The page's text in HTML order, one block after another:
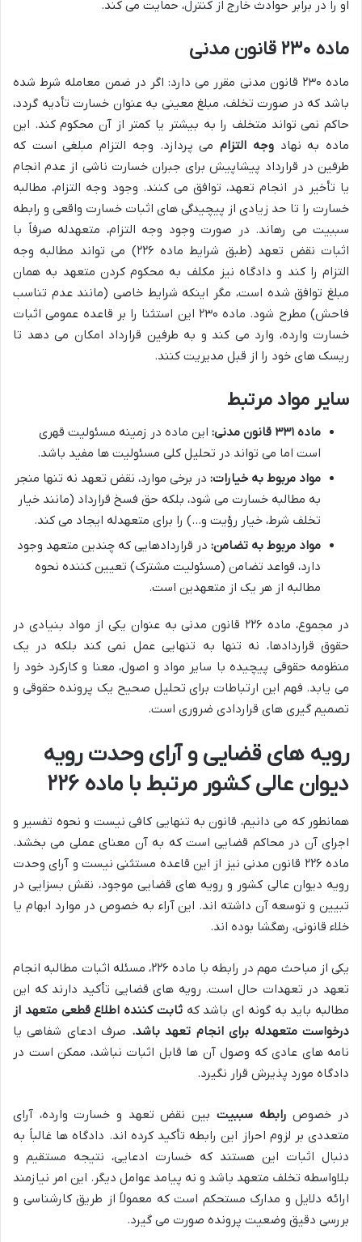
او را در برابر حوادث خارج از کنترل، حمایت می کند.
ماده ۲۳۰ قانون مدنی
ماده ۲۳۰ قانون مدنی مقرر می دارد: اگر در ضمن معامله شرط شده
باشد که در صورت تخلف، مبلغ معینی به عنوان خسارت تأدیه گردد،
حاکم نمی تواند متخلف را به بیشتر یا کمتر از آن محکوم کند. این
ماده به نهادوجه التزاممی پردازد. وجه التزام مبلغی است که
طرفین در قرارداد پیشاپیش برای جبران خسارت ناشی از عدم انجام
یا تأخیر در انجام تعهد، توافق می کنند. وجود وجه التزام، مطالبه
خسارت را تا حد زیادی از پیچیدگی های اثبات خسارت واقعی و رابطه
سببیت می رهاند. در صورت وجود وجه التزام، متعهدله صرفاً با
اثبات نقض تعهد (طبق شرایط ماده ۲۲۶) می تواند مطالبه وجه
التزام را کند و دادگاه نیز مکلف به محکوم کردن متعهد به همان
مبلغ توافق شده است، مگر اینکه شرایط خاصی (مانند عدم تناسب
فاحش) مطرح شود. ماده ۲۳۰ این استثنا را بر قاعده عمومی اثبات
خسارت وارده، وارد می کند و به طرفین قرارداد امکان می دهد تا
ریسک های خود را از قبل مدیریت کنند.
سایر مواد مرتبط
ماده ۳۳۱ قانون مدنی:
این ماده در زمینه مسئولیت قهری
است اما می تواند در تحلیل کلی مسئولیت ها مفید باشد.
مواد مربوط به خیارات: در برخی موارد، نقض تعهد نه تنها منجر
به مطالبه خسارت می شود، بلکه حق فسخ قرارداد (مانند خیار
تخلف شرط، خیار رؤیت و…) را برای متعهدله ایجاد می کند.
مواد مربوط به تضامن: در قراردادهایی که چندین متعهد وجود
دارد، قواعد تضامن (مسئولیت مشترک) تعیین کننده نحوه
مطالبه از هر یک از متعهدین است.
در مجموع، ماده ۲۲۶ قانون مدنی به عنوان یکی از مواد بنیادی در
حقوق قراردادها، نه تنها به تنهایی عمل نمی کند بلکه در یک
منظومه حقوقی پیچیده با سایر مواد و اصول، معنا و کارکرد خود را
می یابد. فهم این ارتباطات برای تحلیل صحیح یک پرونده حقوقی و
تصمیم گیری های قراردادی ضروری است.
رویه های قضایی و آرای وحدت رویه
دیوان عالی کشور مرتبط با ماده ۲۲۶
همانطور که می دانیم، قانون به تنهایی کافی نیست و نحوه تفسیر و
اجرای آن در محاکم قضایی است که به آن معنای عملی می بخشد.
ماده ۲۲۶ قانون مدنی نیز از این قاعده مستثنی نیست و آرای وحدت
رویه دیوان عالی کشور و رویه های قضایی موجود، نقش بسزایی در
تبیین و توسعه آن داشته اند. این آراء به خصوص در موارد ابهام یا
خلاء قانونی، رهگشا بوده اند.
یکی از مباحث مهم در رابطه با ماده ۲۲۶، مسئله اثبات مطالبه انجام
تعهد در تعهدات حال است. رویه های قضایی تأکید دارند که این
مطالبه باید به گونه ای باشد کهثابت کننده اطلاع قطعی متعهد از
درخواست متعهدله برای انجام تعهد باشد. صرف ادعای شفاهی یا
نامه های عادی که وصول آن ها قابل اثبات نباشد، ممکن است در
دادگاه مورد پذیرش قرار نگیرد.
در خصوص رابطه سببیت بین نقض تعهد و خسارت وارده، آرای
متعددی بر لزوم احراز این رابطه تأکید کرده اند. دادگاه ها غالباً به
دنبال اثبات این هستند که خسارت ادعایی، نتیجه مستقیم و
بلاواسطه تخلف متعهد باشد و نه پیامد عوامل دیگر. این امر نیازمند
ارائه دلایل و مدارک مستحکم است که معمولاً از طریق کارشناسی و
بررسی دقیق وضعیت پرونده صورت می گیرد.